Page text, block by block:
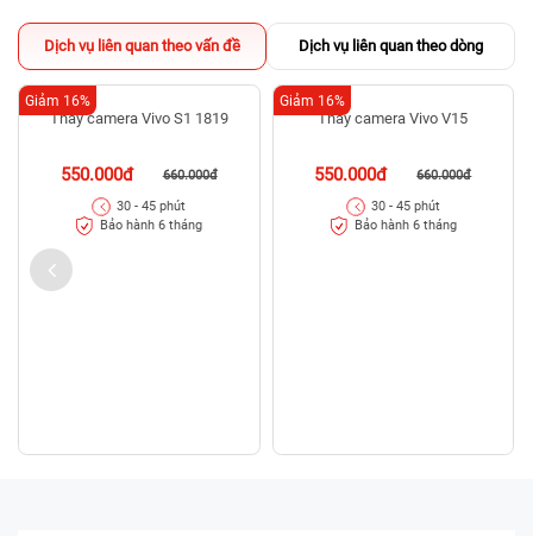
Dịch vụ liên quan theo vấn đề Dịch vụ liên quan theo dòng
Thay camera Vivo S1 1819
550.000đ 660.000đ
Giảm 16%
30 - 45 phút
Bảo hành 6 tháng
Thay camera Vivo V15
550.000đ 660.000đ
Giảm 16%
30 - 45 phút
Bảo hành 6 tháng